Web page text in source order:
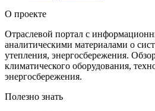
О проекте
Отраслевой портал с
аналитическими материалами о
утепления, энергосбережения.
климатического оборудования,
энергосбережения.
Полезно знать